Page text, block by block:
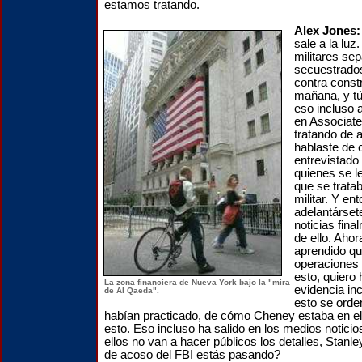
estamos tratando.
La zona financiera de Nueva York bajo la "mira
de Al Qaeda".
Alex
sale a la
militares
contra
mañana, y
eso incluso
en
tratando de
hablaste de
quienes se
que se
militar. Y
noticias
de ello.
aprendido
esto, quiero
evidencia
esto se
habían practicado, de cómo Cheney estaba en
esto. Eso incluso ha salido en los medios
ellos no van a hacer públicos los detalles,
de acoso del FBI estás pasando?